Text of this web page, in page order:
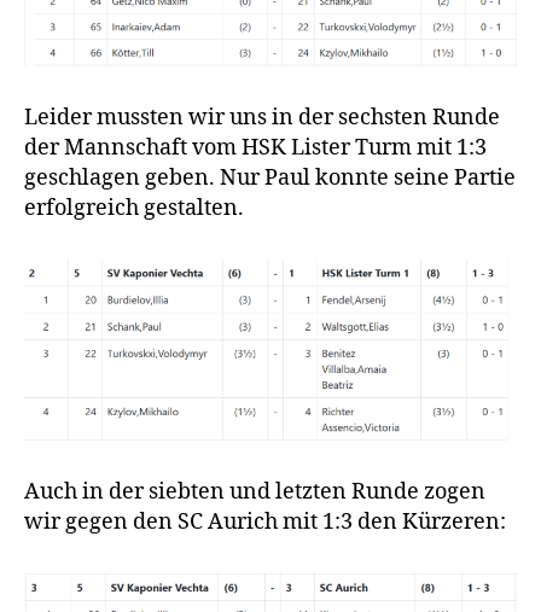
Leider mussten wir uns in der sechsten Runde
der Mannschaft vom HSK Lister Turm mit 1:3
geschlagen geben. Nur Paul konnte seine Partie
erfolgreich gestalten.
Auch in der siebten und letzten Runde zogen
wir gegen den SC Aurich mit 1:3 den Kürzeren: